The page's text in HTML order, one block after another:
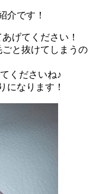
介です！
げてください！
と抜けてしまうの
くださいね♪
になります！